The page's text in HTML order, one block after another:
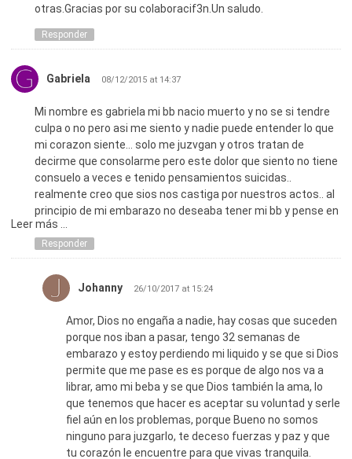
otras.Gracias por su colaboracif3n.Un saludo.
Responder
Gabriela 08/12/2015 at 14:37
Mi nombre es gabriela mi bb nacio muerto y no se si tendre
culpa o no pero asi me siento y nadie puede entender lo que
mi corazon siente… solo me juzvgan y otros tratan de
decirme que consolarme pero este dolor que siento no tiene
consuelo a veces e tenido pensamientos suicidas..
realmente creo que sios nos castiga por nuestros actos.. al
principio de mi embarazo no deseaba tener mi bb y pense en
muchas cosas para desacerme de el ya con el pasar de los
dias lo fui queriendo cada dia y casa dia iva creciendo mi
amor por el me puse en control prenatal y hize todo lo que mi
ginecologo envio.. todo estaba bien segun ella yo esperaba
con tantas ancias a mi bebe mi pequeño raul lo amaba
sus piesitos solo imaginaba como seria y lo veia grande
bonito estudiando creciendo.. y sorpesa mis un dia no lo
senti que se movio y al otro dia fui alhospital y sorpresa mia
era que mi bb estaba muerto en mi barriga y no lo pude creer
ese dos de diciembre de 2015 ha sido el dia mas doloroso de
mi vida pues ese dia perdi a mi raul…. el dr dijo que no tiene
liquido amniotico y que tampoco tenia membranas rotas y le
vana hacer necropcia para saber que pudo pasar con mi hijo..
Leer más ...
Responder
Johanny 26/10/2017 at 15:24
Amor, Dios no engaña a nadie, hay cosas que suceden
porque nos iban a pasar, tengo 32 semanas de
embarazo y estoy perdiendo mi liquido y se que si Dios
permite que me pase es es porque de algo nos va a
librar, amo mi beba y se que Dios también la ama, lo
que tenemos que hacer es aceptar su voluntad y serle
fiel aún en los problemas, porque Bueno no somos
ninguno para juzgarlo, te deceso fuerzas y paz y que
tu corazón le encuentre para que vivas tranquila.